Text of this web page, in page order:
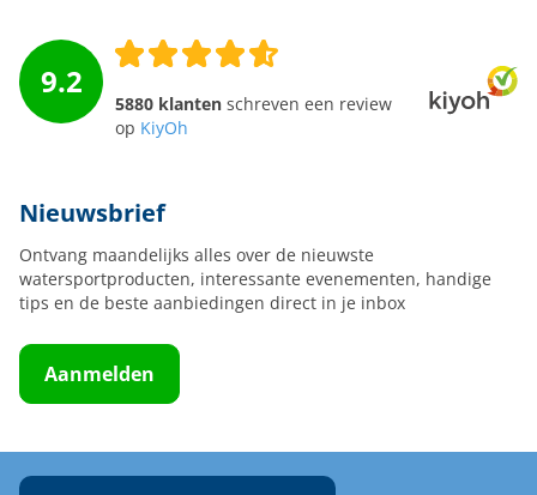
9.2
5880 klanten schreven een review
op KiyOh
Nieuwsbrief
Ontvang maandelijks alles over de nieuwste
watersportproducten, interessante evenementen, handige
tips en de beste aanbiedingen direct in je inbox
Aanmelden